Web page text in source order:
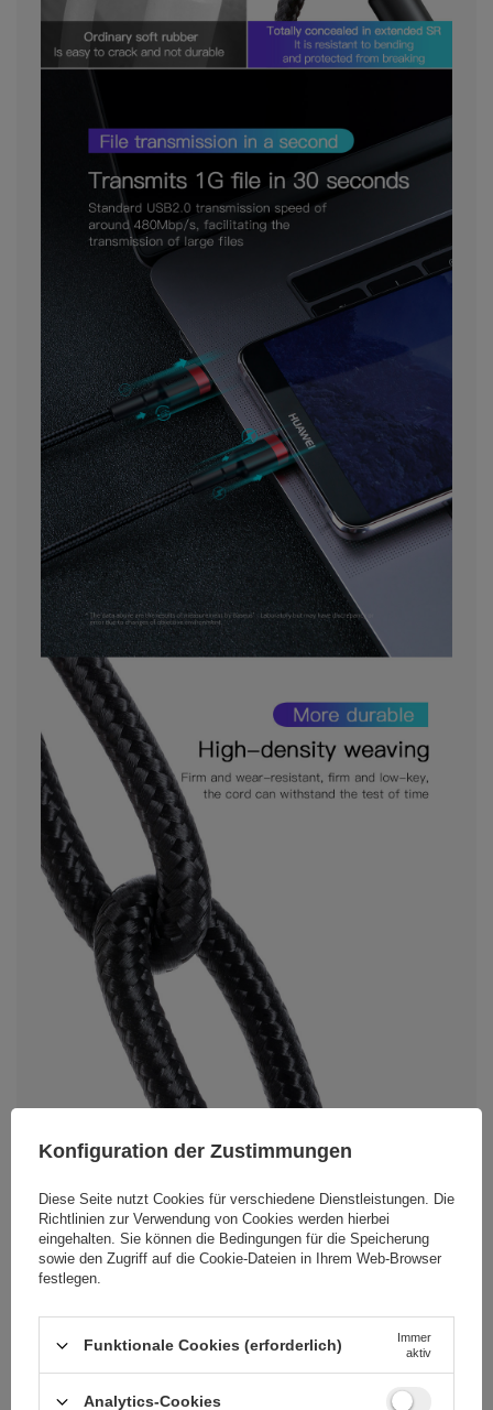
Konfiguration der Zustimmungen
Diese Seite nutzt Cookies für verschiedene Dienstleistungen. Die
Richtlinien zur Verwendung von Cookies werden hierbei
eingehalten. Sie können die Bedingungen für die Speicherung
sowie den Zugriff auf die Cookie-Dateien in Ihrem Web-Browser
festlegen.
Funktionale Cookies (erforderlich)
Immer
aktiv
Analytics-Cookies